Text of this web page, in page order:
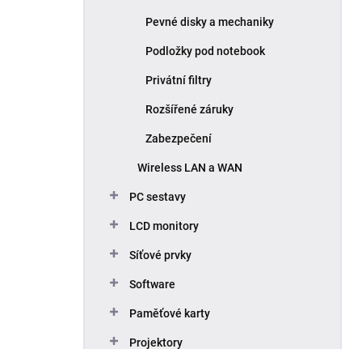
Pevné disky a mechaniky
Podložky pod notebook
Privátní filtry
Rozšířené záruky
Zabezpečení
Wireless LAN a WAN
PC sestavy
LCD monitory
Síťové prvky
Software
Paměťové karty
Projektory